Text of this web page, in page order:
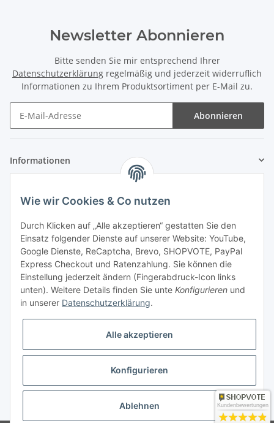
Newsletter Abonnieren
Bitte senden Sie mir entsprechend Ihrer
Datenschutzerklärung regelmäßig und jederzeit widerruflich
Informationen zu Ihrem Produktsortiment per E-Mail zu.
Abonnieren
Informationen
Zahlung & Versand
Mein Konto
* Alle Preise inkl. gesetzlicher USt., zzgl.Versand
Wie wir Cookies & Co nutzen
Durch Klicken auf „Alle akzeptieren“ gestatten Sie den
Einsatz folgender Dienste auf unserer Website: YouTube,
Google Dienste, ReCaptcha, Brevo, SHOPVOTE, PayPal
Express Checkout und Ratenzahlung. Sie können die
Einstellung jederzeit ändern (Fingerabdruck-Icon links
unten). Weitere Details finden Sie unte Konfigurieren und
in unserer Datenschutzerklärung.
Alle akzeptieren
Konfigurieren
Ablehnen Kundenbewertungen